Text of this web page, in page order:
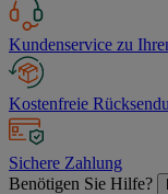
Kundenservice zu
Kostenfreie
Sichere Zahlung
Benötigen Sie Hilfe?